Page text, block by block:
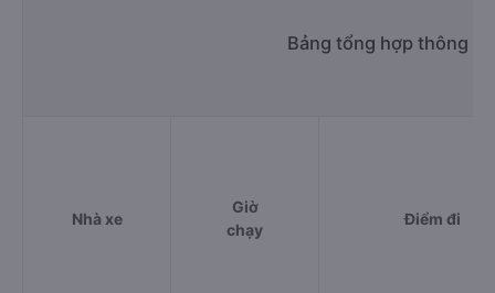
Bảng tổng hợp thông
Nhà xe
Giờ
chạy
Điểm đi